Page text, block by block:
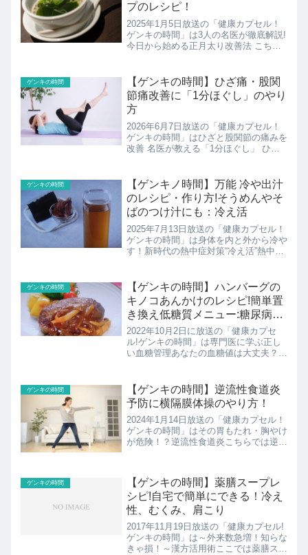
プのレシピ！
2025年1月5日放送の「健康カプセル！
ゲンキの時間」は3人の名医が徹底解説!
今日から始める正月太り改善法 こちら
ープのレシピの紹介です。
ゲンキの時間
【ゲンキの時間】ひざ痛・股関
節痛改善に「1分ほぐし」のやり
方
2026年6月7日放送の「健康カプセル！
ゲンキの時間」はひざと股関節の痛みを
改善 名医が教える「1分ほぐし」 ひざ
ゲンキの時間
【ゲンキノ時間】万能 冷や出汁
のレシピ・作り方!そうめんやそ
ばのつけ汁にも：冷え活
2025年7月13日放送の「健康カプセル！
ゲンキの時間」は身体を内と外から冷や
す！新時代の熱中症対策“冷え活”熱中症
を内と外から涼しくする新時代の熱中症
対策「冷え活」に...
ゲンキの時間
【ゲンキの時間】ハンバーグの
キノコあんかけのレシピ!簡単置
き換え低糖質メニュー:糖尿病
(秘)対策
2022年10月2日に放送の「健康カプセ
ル!ゲンキの時間」は専門医に学ぶ正し
い血糖管理あなたの血糖値は大丈夫？糖
換え低糖質メニューデミグラスソースを
キノコに置き換...
ゲンキの時間
【ゲンキの時間】逆流性食道炎
予防に横隔膜体操のやり方！
2024年1月14日放送の「健康カプセル！
ゲンキの時間」はその胃もたれ・胸やけ
が危険！？逆流性食道炎こちらでは逆流
ゲンキの時間
【ゲンキの時間】薬膳スープレ
シピ!自宅で簡単にできる！冷え
性、むくみ、肩こり
2017年11月19日放送の「健康カプセル!
ゲンキの時間」は～外来数急増！知らな
きゃ損！～漢方活用術ここでは薬膳スー